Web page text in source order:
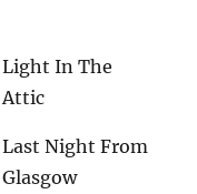
Light In The
Attic
Last Night From
Glasgow